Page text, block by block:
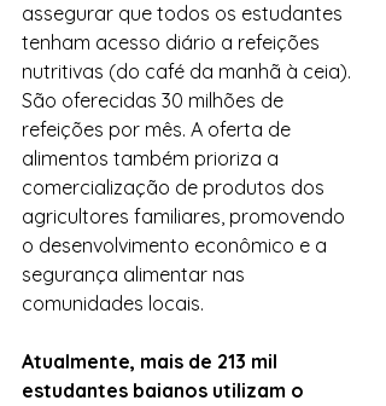
assegurar que todos os estudantes
tenham acesso diário a refeições
nutritivas (do café da manhã à ceia).
São oferecidas 30 milhões de
refeições por mês. A oferta de
alimentos também prioriza a
comercialização de produtos dos
agricultores familiares, promovendo
o desenvolvimento econômico e a
segurança alimentar nas
comunidades locais.
Atualmente, mais de 213 mil
estudantes baianos utilizam o